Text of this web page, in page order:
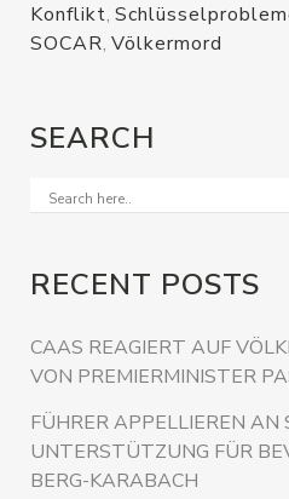
Konflikt,
SOCAR, Völkermord
SEARCH
RECENT POSTS
CAAS REAGIERT AUF
VON PREMIERMINISTER
FÜHRER APPELLIEREN AN
UNTERSTÜTZUNG FÜR
BERG-KARABACH